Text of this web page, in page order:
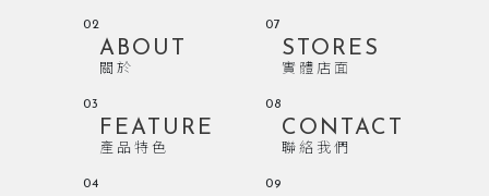
02
ABOUT
關於
03
FEATURE
產品特色
04
07
STORES
實體店面
08
CONTACT
聯絡我們
09